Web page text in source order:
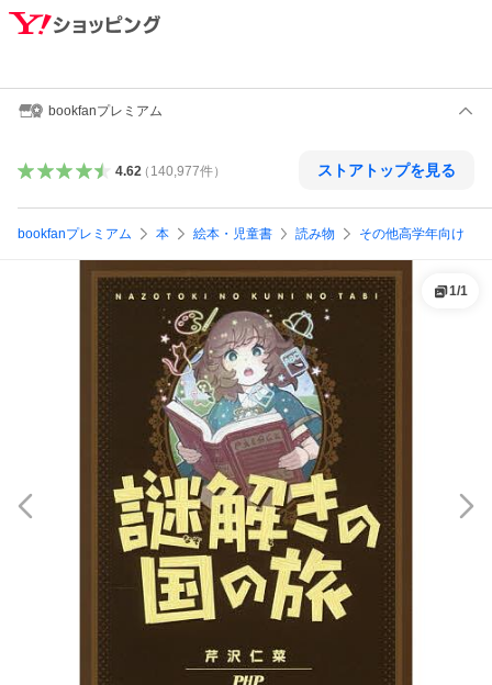
bookfanプレミアム
4.62（ 140,977件） ストアトップを見る
bookfanプレミアム 本 絵本・児童書 読み物 その他高学年向け
1/1